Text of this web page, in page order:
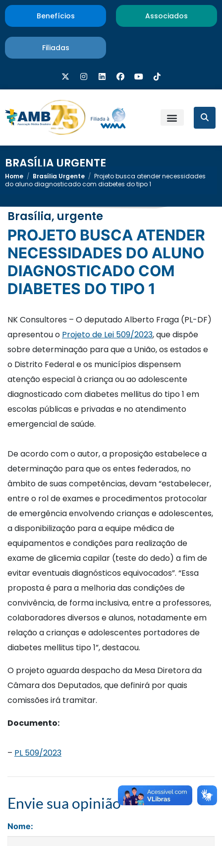
Benefícios Associados
Filiadas
BRASÍLIA URGENTE
Home / Brasília Urgente / Projeto busca atender necessidades
do aluno diagnosticado com diabetes do tipo 1
Brasília, urgente
PROJETO BUSCA ATENDER
NECESSIDADES DO ALUNO
DIAGNOSTICADO COM
DIABETES DO TIPO 1
NK Consultores – O deputado Alberto Fraga (PL-DF)
apresentou o Projeto de Lei 509/2023, que dispõe
sobre determinação para que a União, os estados e
o Distrito Federal e os municípios dispensem
atenção especial à criança ou ao adolescente
diagnosticado com diabetes mellitus do tipo 1 em
escolas públicas e privadas e no atendimento
emergencial de saúde.
De acordo com o autor, a proposição estabelece a
determinação para que os entes federados, no
âmbito de suas competências, devam “estabelecer,
entre o rol de exames e procedimentos protocolar
de emergência envolvendo crianças e adolescentes,
a disponibilização para a equipe médica de
equipamentos e condições para realização de
exame de glicemia capilar (teste do dedo) a fim de
evitar eventuais diagnósticos equivocados”. “Essa
proposta é para a melhoria das condições de
convivência, de forma inclusiva, entre a professores,
colaboradores diversos e alunos, notadamente em
relação a crianças e adolescentes portadores de
diabetes mellitus tipo 1”, destacou.
O projeto aguarda despacho da Mesa Diretora da
Câmara dos Deputados, que definirá por quais
comissões irá tramitar.
Documento:
– PL 509/2023
Envie sua opinião
Nome: